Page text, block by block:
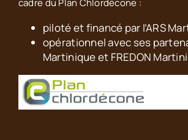
cadre du Plan Chlordécone :
piloté et financé par l’ARS
opérationnel avec ses
Martinique et FREDON